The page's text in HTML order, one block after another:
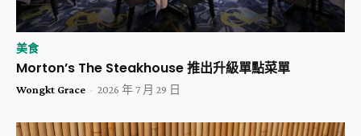
美食
Morton’s The Steakhouse 推出升級單點菜單
Wongkt Grace - 2026 年 7 月 29 日